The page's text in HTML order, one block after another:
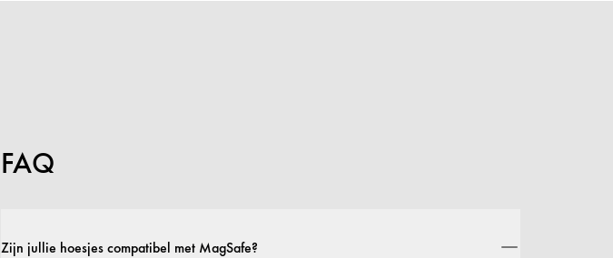
FAQ
Zijn jullie hoesjes compatibel met MagSafe?